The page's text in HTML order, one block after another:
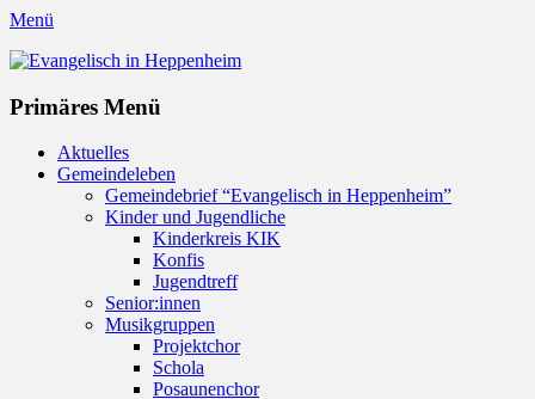
Menü
Evangelisch in Heppenheim
Primäres Menü
Zum
Inhalt
Aktuelles
Gemeindeleben
Gemeindebrief “Evangelisch in Heppenheim”
Kinder und Jugendliche
Kinderkreis KIK
Konfis
Jugendtreff
Senior:innen
Musikgruppen
Projektchor
Schola
Posaunenchor